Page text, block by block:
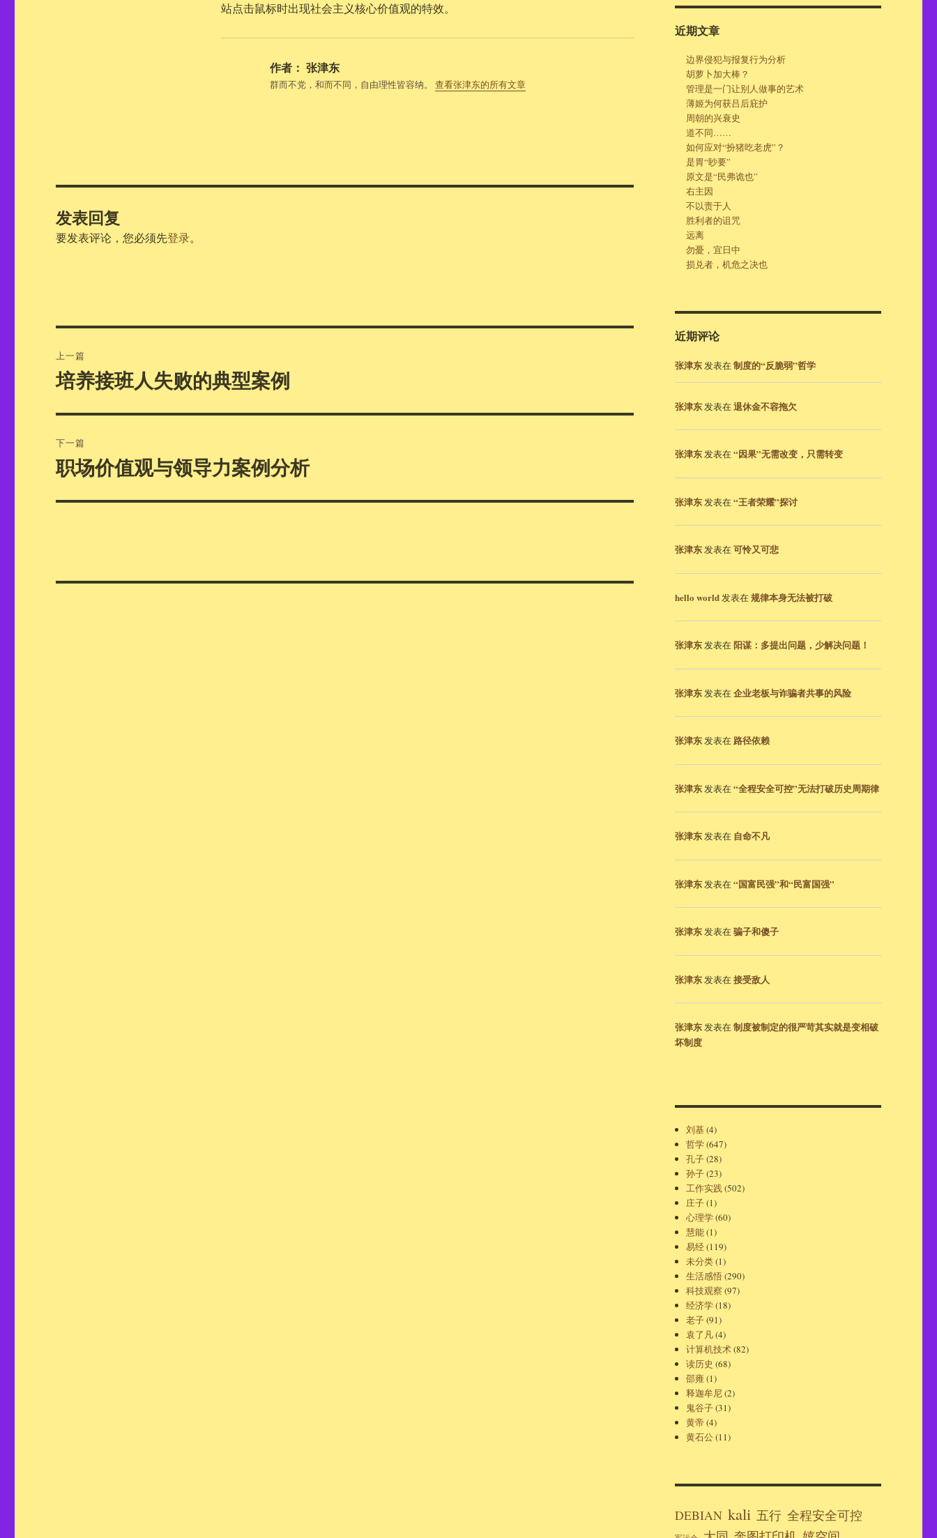
站点击鼠标时出现社会主义核心价值观的特效。
作者： 张津东
群而不党，和而不同，自由理性皆容纳。 查看张津东的所有文章
发表回复
要发表评论，您必须先登录。
章
上一篇
上
篇
文
培养接班人失败的典型案例
下一篇
下
篇
文
职场价值观与领导力案例分析
近期文章
边界侵犯与报复行为分析
胡萝卜加大棒？
管理是一门让别人做事的艺术
薄姬为何获吕后庇护
周朝的兴衰史
道不同……
如何应对“扮猪吃老虎”？
是胃“眇要”
原文是“民弗诡也”
右主因
不以责于人
胜利者的诅咒
远离
勿憂，宜日中
损兑者，机危之决也
近期评论
张津东发表在制度的“反脆弱”哲学
张津东发表在退休金不容拖欠
张津东发表在“因果”无需改变，只需转变
张津东发表在“王者荣耀”探讨
张津东发表在可怜又可悲
hello world发表在规律本身无法被打破
张津东发表在阳谋：多提出问题，少解决问题！
张津东发表在企业老板与诈骗者共事的风险
张津东发表在 路径依赖
张津东发表在“全程安全可控”无法打破历史周期律
张津东发表在 自命不凡
张津东发表在“国富民强”和“民富国强”
张津东发表在骗子和傻子
张津东发表在接受敌人
张津东发表在制度被制定的很严苛其实就是变相破
坏制度
刘基(4)
哲学(647)
孔子(28)
孙子(23)
工作实践(502)
庄子(1)
心理学(60)
慧能(1)
易经(119)
未分类(1)
生活感悟(290)
科技观察 (97)
经济学(18)
老子(91)
袁了凡(4)
计算机技术(82)
读历史 (68)
邵雍(1)
释迦牟尼(2)
鬼谷子(31)
黄帝 (4)
黄石公(11)
DEBIAN kali 五行 全程安全可控